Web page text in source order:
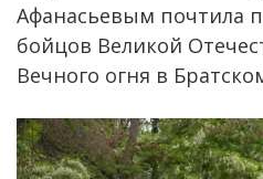
Афанасьевым почтила
бойцов Великой
Вечного огня в